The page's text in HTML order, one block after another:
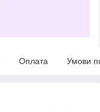
Оплата Умови